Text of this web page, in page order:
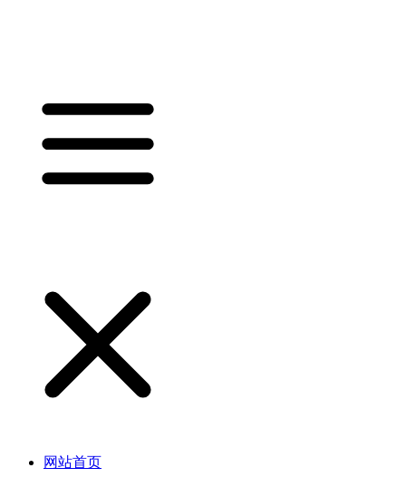
网站首页